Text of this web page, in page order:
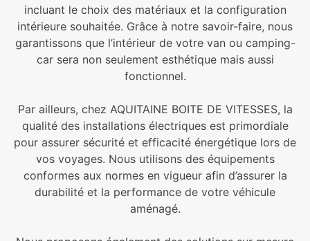
incluant le choix des matériaux et la configuration
intérieure souhaitée. Grâce à notre savoir-faire, nous
garantissons que l’intérieur de votre van ou camping-
car sera non seulement esthétique mais aussi
fonctionnel.
Par ailleurs, chez AQUITAINE BOITE DE VITESSES, la
qualité des installations électriques est primordiale
pour assurer sécurité et efficacité énergétique lors de
vos voyages. Nous utilisons des équipements
conformes aux normes en vigueur afin d’assurer la
durabilité et la performance de votre véhicule
aménagé.